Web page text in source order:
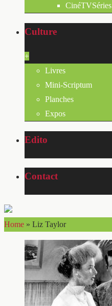
CinéTVSéries
Culture
+
Livres
Mini-Scriptum
Planches
Expos
Edito
Contact
Home » Liz Taylor